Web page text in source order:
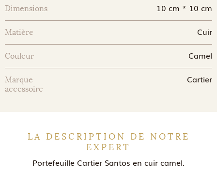
Dimensions 10 cm * 10 cm
Matière Cuir
Couleur Camel
Marque
accessoire
Cartier
LA DESCRIPTION DE NOTRE
EXPERT
Portefeuille Cartier Santos en cuir camel.